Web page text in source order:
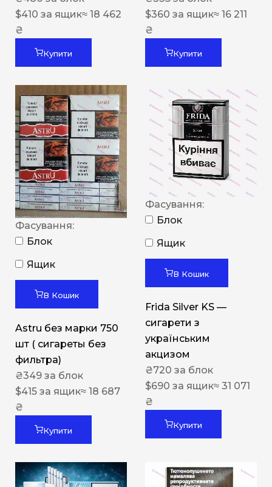
$410 за ящик≈ 18 462
₴
Купити
$360 за ящик≈ 16 211
₴
Купити
Фасування:
Блок
Ящик
В Кошик
Astru без марки 750
шт ( сигареты без
фильтра)
₴349 за блок
$415 за ящик≈ 18 687
₴
Купити
Фасування:
Блок
Ящик
В Кошик
Frida Silver KS —
сигарети з
українським
акцизом
₴720 за блок
$690 за ящик≈ 31 071
₴
Купити